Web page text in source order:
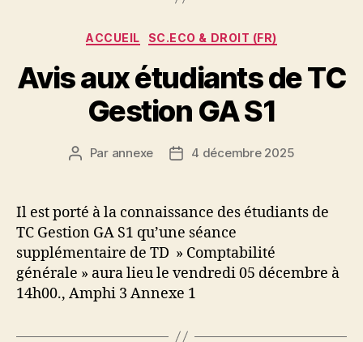
Catégories
ACCUEIL SC.ECO & DROIT (FR)
Avis aux étudiants de TC
Gestion GA S1
Auteur
Par annexe
Date4 décembre 2025
Il est porté à la connaissance des étudiants de
TC Gestion GA S1 qu’une séance
supplémentaire de TD » Comptabilité
générale » aura lieu le vendredi 05 décembre à
14h00., Amphi 3 Annexe 1